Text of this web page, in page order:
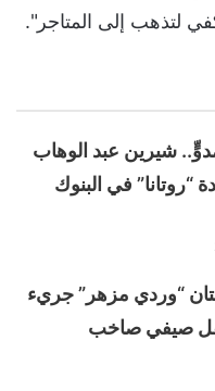
لتذهب إلى المتاجر".
شيرين عبد الوهاب
في البنوك
“وردي مزهر” جريء
صيفي صاخب